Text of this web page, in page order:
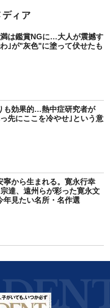
は鑑賞NGに…大人が震撼す
｣が"灰色"に塗って伏せたも
も効果的…熱中症研究者が
先にここを冷やせ｣という意
寧から生まれる。寛永行幸
達、遠州らが彩った寛永文
年見たい名所・名作選